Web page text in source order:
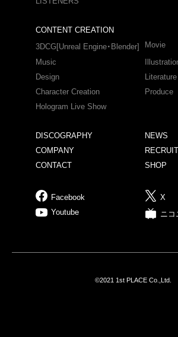
CONTENT CREATION
3DCG[Unreal Engine・Blender]
Movie
Music
Design
Literature
Character Creation
Produce
Hologram Live Show
DISCOGRAPHY
NEWS
COMPANY
RECRUIT
CONTACT
SHOP
Facebook
X
Youtube
ニコ
©2021 1st PLACE Co.,Ltd.